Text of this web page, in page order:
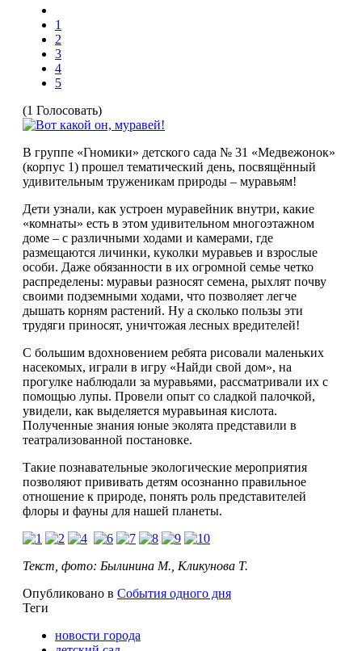
1
2
3
4
5
(1 Голосовать)
В группе «Гномики» детского сада № 31 «Медвежонок»
(корпус 1) прошел тематический день, посвящённый
удивительным труженикам природы – муравьям!
Дети узнали, как устроен муравейник внутри, какие
«комнаты» есть в этом удивительном многоэтажном
доме – с различными ходами и камерами, где
размещаются личинки, куколки муравьев и взрослые
особи. Даже обязанности в их огромной семье четко
распределены: муравьи разносят семена, рыхлят почву
своими подземными ходами, что позволяет легче
дышать корням растений. Ну а сколько пользы эти
трудяги приносят, уничтожая лесных вредителей!
С большим вдохновением ребята рисовали маленьких
насекомых, играли в игру «Найди свой дом», на
прогулке наблюдали за муравьями, рассматривали их с
помощью лупы. Провели опыт со сладкой палочкой,
увидели, как выделяется муравьиная кислота.
Полученные знания юные эколята представили в
театрализованной постановке.
Такие познавательные экологические мероприятия
позволяют прививать детям осознанно правильное
отношение к природе, понять роль представителей
флоры и фауны для нашей планеты.
Текст, фото: Былинина М., Кликунова Т.
Опубликовано в События одного дня
Теги
новости города